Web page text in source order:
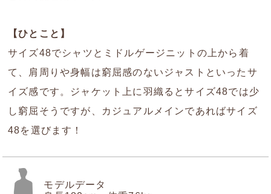
【ひとこと】
サイズ48でシャツとミドルゲージニットの上から着
て、肩周りや身幅は窮屈感のないジャストといったサ
イズ感です。ジャケット上に羽織るとサイズ48では少
し窮屈そうですが、カジュアルメインであればサイズ
48を選びます！
モデルデータ